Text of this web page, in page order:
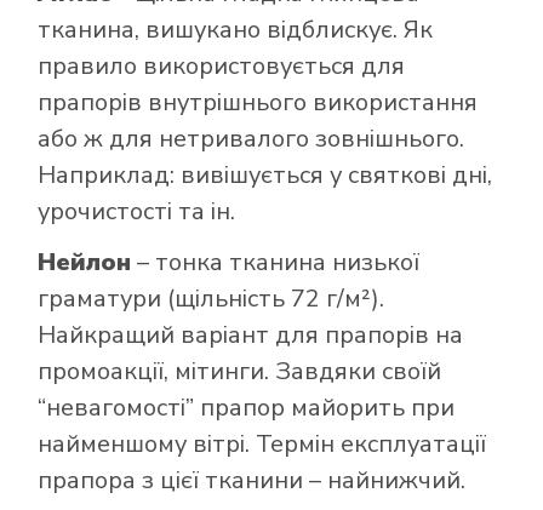
тканина, вишукано відблискує. Як
правило використовується для
прапорів внутрішнього використання
або ж для нетривалого зовнішнього.
Наприклад: вивішується у святкові дні,
урочистості та ін.
Нейлон – тонка тканина низької
граматури (щільність 72 г/м²).
Найкращий варіант для прапорів на
промоакції, мітинги. Завдяки своїй
“невагомості” прапор майорить при
найменшому вітрі. Термін експлуатації
прапора з цієї тканини – найнижчий.